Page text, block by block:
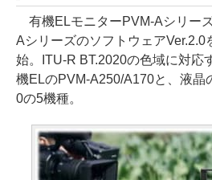
有機ELモニターPVM-Aシリー
AシリーズのソフトウェアVer.2.0
始。ITU-R BT.2020の色域に対応
機ELのPVM-A250/A170と、液晶
0の5機種。